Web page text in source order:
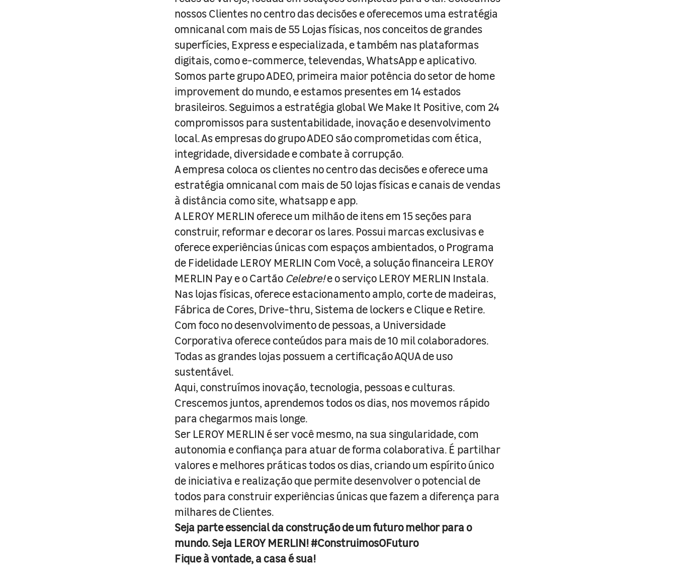
nossos Clientes no centro das decisões e oferecemos uma estratégia
omnicanal com mais de 55 Lojas físicas, nos conceitos de grandes
superfícies, Express e especializada, e também nas plataformas
digitais, como e-commerce, televendas, WhatsApp e aplicativo.
Somos parte grupo ADEO, primeira maior potência do setor de home
improvement do mundo, e estamos presentes em 14 estados
brasileiros. Seguimos a estratégia global We Make It Positive, com 24
compromissos para sustentabilidade, inovação e desenvolvimento
local. As empresas do grupo ADEO são comprometidas com ética,
integridade, diversidade e combate à corrupção.
A empresa coloca os clientes no centro das decisões e oferece uma
estratégia omnicanal com mais de 50 lojas físicas e canais de vendas
à distância como site, whatsapp e app.
A LEROY MERLIN oferece um milhão de itens em 15 seções para
construir, reformar e decorar os lares. Possui marcas exclusivas e
oferece experiências únicas com espaços ambientados, o Programa
de Fidelidade LEROY MERLIN Com Você, a solução financeira LEROY
MERLIN Pay e o Cartão Celebre!e o serviço LEROY MERLIN Instala.
Nas lojas físicas, oferece estacionamento amplo, corte de madeiras,
Fábrica de Cores, Drive-thru, Sistema de lockers e Clique e Retire.
Com foco no desenvolvimento de pessoas, a Universidade
Corporativa oferece conteúdos para mais de 10 mil colaboradores.
Todas as grandes lojas possuem a certificação AQUA de uso
sustentável.
Aqui, construímos inovação, tecnologia, pessoas e culturas.
Crescemos juntos, aprendemos todos os dias, nos movemos rápido
para chegarmos mais longe.
Ser LEROY MERLIN é ser você mesmo, na sua singularidade, com
autonomia e confiança para atuar de forma colaborativa. É partilhar
valores e melhores práticas todos os dias, criando um espírito único
de iniciativa e realização que permite desenvolver o potencial de
todos para construir experiências únicas que fazem a diferença para
milhares de Clientes.
Seja parte essencial da construção de um futuro melhor para o
mundo. Seja LEROY MERLIN! #ConstruimosOFuturo
Fique à vontade, a casa é sua!